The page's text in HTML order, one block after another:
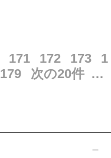
171 172 173
1
179 次の20件 …